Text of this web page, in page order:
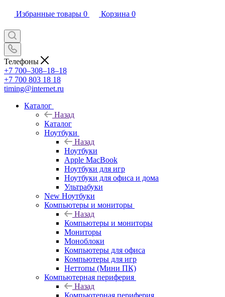
Избранные товары 0 Корзина 0
Телефоны
+7 700‒308‒18‒18
+7 700 803 18 18
timing@internet.ru
Каталог
Назад
Каталог
Ноутбуки
Назад
Ноутбуки
Apple MacBook
Ноутбуки для игр
Ноутбуки для офиса и дома
Ультрабуки
New Ноутбуки
Компьютеры и мониторы
Назад
Компьютеры и мониторы
Мониторы
Моноблоки
Компьютеры для офиса
Компьютеры для игр
Неттопы (Мини ПК)
Компьютерная периферия
Назад
Компьютерная периферия